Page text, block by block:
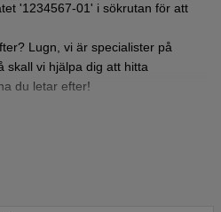
'1234567-01' i sökrutan för att
Lugn, vi är specialister på
skall vi hjälpa dig att hitta
du letar efter!
och reservdelslista till